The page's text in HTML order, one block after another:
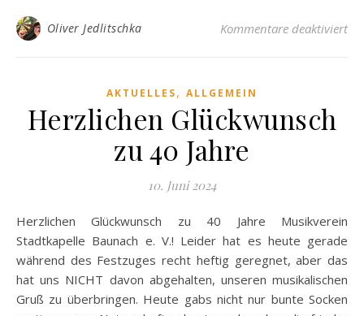
Oliver Jedlitschka Kommentare deaktiviertfür
AKTUELLES, ALLGEMEIN
Herzlichen Glückwunsch
zu 40 Jahre
10. Juni 2024
Herzlichen Glückwunsch zu 40 Jahre Musikverein
Stadtkapelle Baunach e. V.! Leider hat es heute gerade
während des Festzuges recht heftig geregnet, aber das
hat uns NICHT davon abgehalten, unseren musikalischen
Gruß zu überbringen. Heute gabs nicht nur bunte Socken